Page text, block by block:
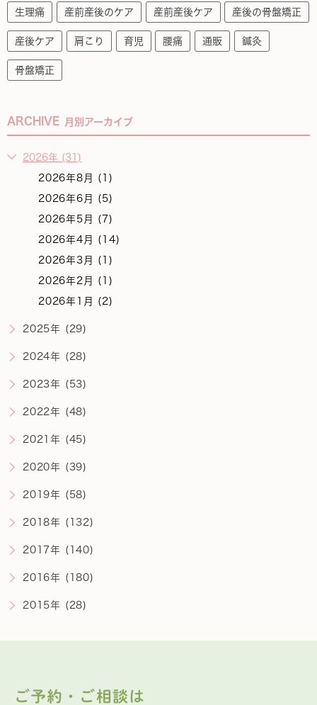
生理痛 産前産後のケア 産前産後ケア 産後の骨盤矯正
産後ケア 肩こり 育児 腰痛 通販 鍼灸
骨盤矯正
ARCHIVE 月別アーカイブ
2026年 (31)
2026年8月 (1)
2026年6月 (5)
2026年5月 (7)
2026年4月 (14)
2026年3月 (1)
2026年2月 (1)
2026年1月 (2)
2025年 (29)
2024年 (28)
2023年 (53)
2022年 (48)
2021年 (45)
2020年 (39)
2019年 (58)
2018年 (132)
2017年 (140)
2016年 (180)
2015年 (28)
ご予約・ご相談は